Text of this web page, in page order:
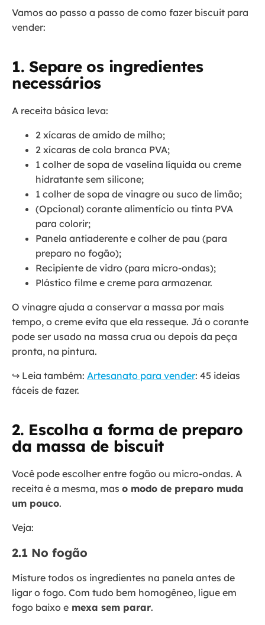
Vamos ao passo a passo de como fazer biscuit para
vender:
1. Separe os ingredientes
necessários
A receita básica leva:
2 xícaras de amido de milho;
2 xícaras de cola branca PVA;
1 colher de sopa de vaselina líquida ou creme
hidratante sem silicone;
1 colher de sopa de vinagre ou suco de limão;
(Opcional) corante alimentício ou tinta PVA
para colorir;
Panela antiaderente e colher de pau (para
preparo no fogão);
Recipiente de vidro (para micro-ondas);
Plástico filme e creme para armazenar.
O vinagre ajuda a conservar a massa por mais
tempo, o creme evita que ela resseque. Já o corante
pode ser usado na massa crua ou depois da peça
pronta, na pintura.
↪️ Leia também: Artesanato para vender: 45 ideias
fáceis de fazer.
2. Escolha a forma de preparo
da massa de biscuit
Você pode escolher entre fogão ou micro-ondas. A
receita é a mesma, mas o modo de preparo muda
um pouco.
Veja:
2.1 No fogão
Misture todos os ingredientes na panela antes de
ligar o fogo. Com tudo bem homogêneo, ligue em
fogo baixo e mexa sem parar.